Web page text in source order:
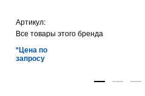
Артикул:
Все товары этого бренда
*Цена по
запросу